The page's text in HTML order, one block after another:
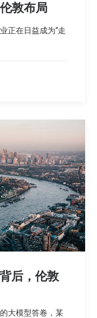
敦布局
正在日益成为“走
后，伦敦
大模型答卷，某